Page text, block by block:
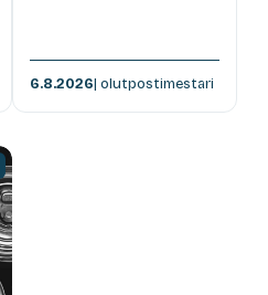
6.8.2026| olutpostimestari